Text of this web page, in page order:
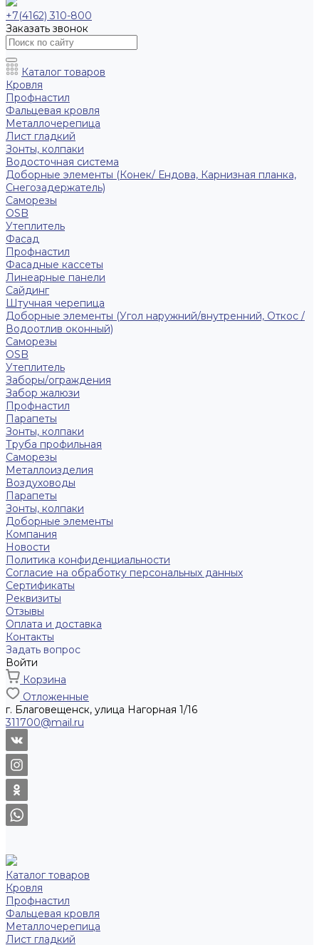
+7(4162) 310-800
Заказать звонок
Каталог товаров
Кровля
Профнастил
Фальцевая кровля
Металлочерепица
Лист гладкий
Зонты, колпаки
Водосточная система
Доборные элементы (Конек/ Ендова, Карнизная планка,
Снегозадержатель)
Саморезы
ОSB
Утеплитель
Фасад
Профнастил
Фасадные кассеты
Линеарные панели
Сайдинг
Штучная черепица
Доборные элементы (Угол наружний/внутренний, Откос /
Водоотлив оконный)
Саморезы
OSB
Утеплитель
Заборы/ограждения
Забор жалюзи
Профнастил
Парапеты
Зонты, колпаки
Труба профильная
Саморезы
Металлоизделия
Воздуховоды
Парапеты
Зонты, колпаки
Доборные элементы
Компания
Новости
Политика конфиденциальности
Согласие на обработку персональных данных
Сертификаты
Реквизиты
Отзывы
Оплата и доставка
Контакты
Задать вопрос
Войти
Корзина
Отложенные
г. Благовещенск, улица Нагорная 1/16
311700@mail.ru
Каталог товаров
Кровля
Профнастил
Фальцевая кровля
Металлочерепица
Лист гладкий